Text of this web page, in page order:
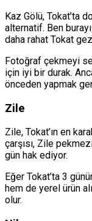
Kaz Gölü, Tokat’ta
alternatif. Ben
daha rahat Tokat
Fotoğraf çekmeyi
için iyi bir durak.
önceden yapmak
Zile
Zile, Tokat’ın en
çarşısı, Zile
gün hak ediyor.
Eğer Tokat’ta 3
hem de yerel ürün
olur.